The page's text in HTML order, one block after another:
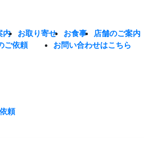
内 お取り寄せ お食事
店舗のご案内
ご依頼
お問い合わせはこちら
頼